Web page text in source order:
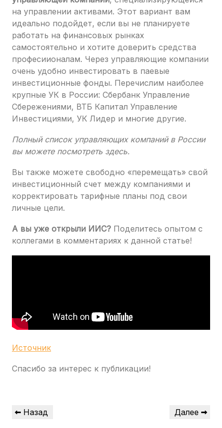
на управлении активами. Этот вариант вам
идеально подойдет, если вы не планируете
работать на финансовых рынках
самостоятельно и хотите доверить средства
професиионалам. Через управляющие компании
очень удобно инвестировать в паевые
инвестиционные фонды. Перечислим наиболее
крупные УК в России: Сбербанк Управление
Сбережениями, ВТБ Капитал Управление
Инвестициями, УК Лидер и многие другие.
Полный список управляющих компаний в России
вы можете посмотреть здесь.
Вы также можете свободно «перемещать» свой
инвестиционный счет между компаниями и
корректировать тарифные планы под свои
личные цели.
А вы уже открыли ИИС? Поделитесь опытом с
коллегами в комментариях к данной статье!
Источник
Спасибо за интерес к публикации!
по
Предыдущая
Назад
Следующая
Далее